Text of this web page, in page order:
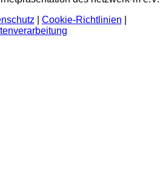
| Cookie-Richtlinien